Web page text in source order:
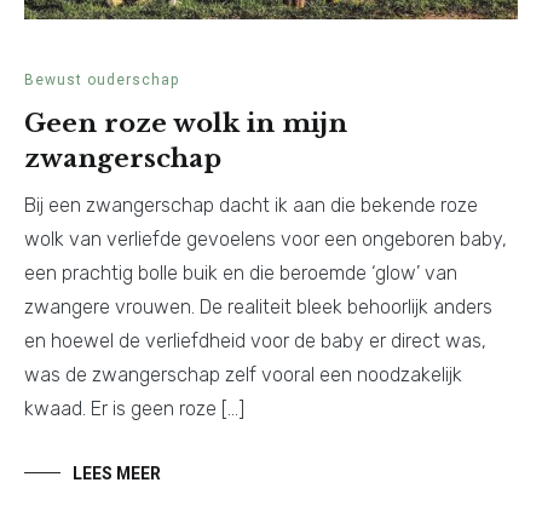
Bewust ouderschap
Geen roze wolk in mijn
zwangerschap
Bij een zwangerschap dacht ik aan die bekende roze
wolk van verliefde gevoelens voor een ongeboren baby,
een prachtig bolle buik en die beroemde ‘glow’ van
zwangere vrouwen. De realiteit bleek behoorlijk anders
en hoewel de verliefdheid voor de baby er direct was,
was de zwangerschap zelf vooral een noodzakelijk
kwaad. Er is geen roze […]
LEES MEER